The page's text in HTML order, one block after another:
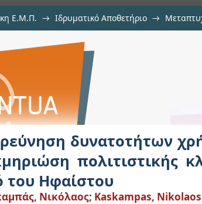
Ε.Μ.Π. → Ιδρυματικό Αποθετήριο →
χρήσης
εφαρμογής στο
δυνατοτήτων
πολιτιστικής
του Ηφαίστου
Νικόλαος; Kaskampas, Nikolaos